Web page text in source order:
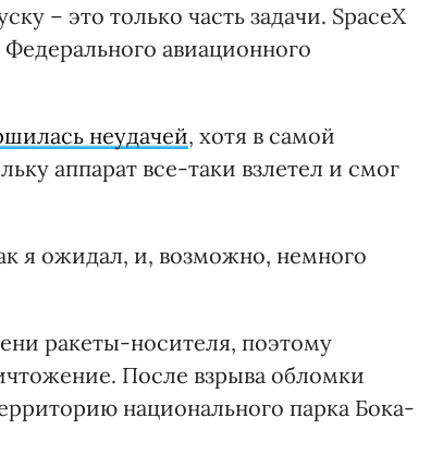
– это только часть задачи. SpaceX
авиационного
неудачей, хотя в самой
аппарат все-таки взлетел и смог
я ожидал, и, возможно, немного
ракеты-носителя, поэтому
После взрыва обломки
национального парка Бока-